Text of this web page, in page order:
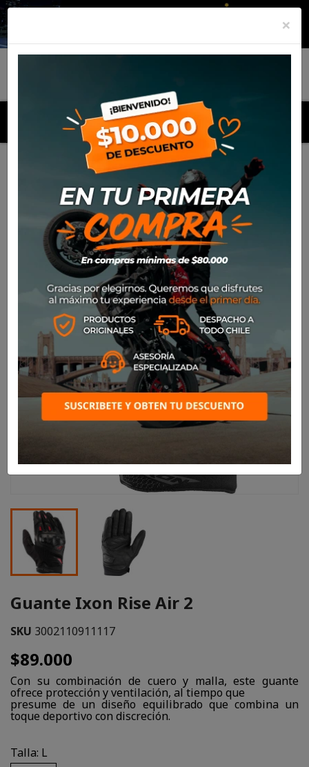
MENU
Productos Equipamiento Guante Ixon Rise Air 2
Guante Ixon Rise Air 2
SKU 3002110911117
$89.000
Con su combinación de cuero y malla, este guante
ofrece protección y ventilación, al tiempo que
presume de un diseño equilibrado que combina un
toque deportivo con discreción.
Talla: L
×